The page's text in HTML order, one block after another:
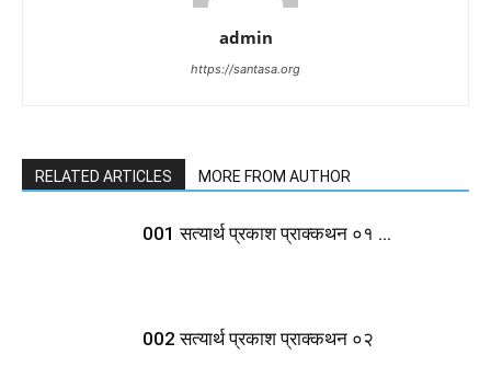
admin
https://santasa.org
RELATED ARTICLES MORE FROM AUTHOR
001 सत्यार्थ प्रकाश प्राक्कथन ०१ …
002 सत्यार्थ प्रकाश प्राक्कथन ०२